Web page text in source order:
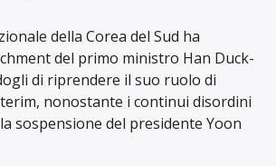
della Corea del Sud ha
del primo ministro Han Duck-
di riprendere il suo ruolo di
nonostante i continui disordini
sospensione del presidente Yoon